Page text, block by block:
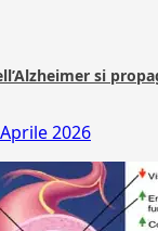
si
2026